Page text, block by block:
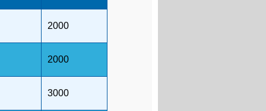
2000
2000
3000